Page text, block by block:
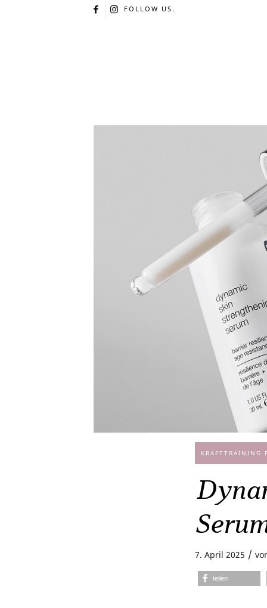
FOLLOW US.
KRAFTTRAINING
7. April 2025 /
teilen